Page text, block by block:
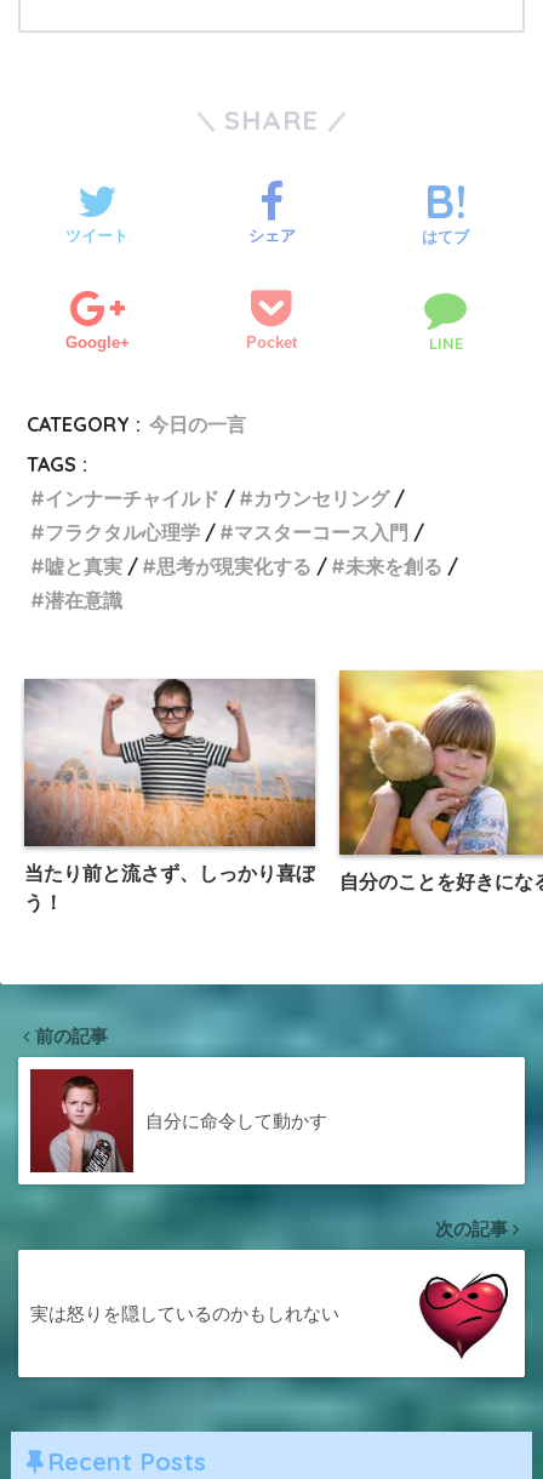
SHARE
ツイート シェア はてブ
Google+ Pocket LINE
CATEGORY : 今日の一言
TAGS :
インナーチャイルド
カウンセリング
フラクタル心理学
マスターコース入門
嘘と真実
思考が現実化する
未来を創る
潜在意識
当たり前と流さず、しっかり喜ぼ
う！
自分のことを好きにな
前の記事
自分に命令して動かす
次の記事
実は怒りを隠しているのかもしれない
Recent Posts